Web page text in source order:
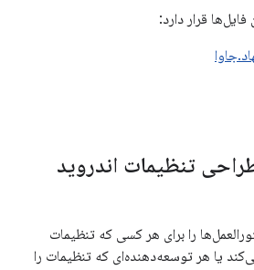
قرار دارد:
تنظیمات اندروید
را برای هر کسی که تنظیمات
یا هر توسعه‌دهنده‌ای که تنظیمات را